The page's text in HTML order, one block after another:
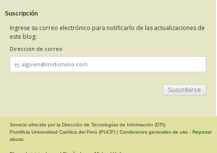
Suscripción
Ingrese su correo electrónico para notificarlo de las actualizaciones de
este blog:
Dirección de correo
Dirección
de
correo
Servicio ofrecido por la Dirección de Tecnologías de Información (DTI)
Pontificia Universidad Católica del Perú (PUCP) | Condiciones generales de uso - Reportar
abuso